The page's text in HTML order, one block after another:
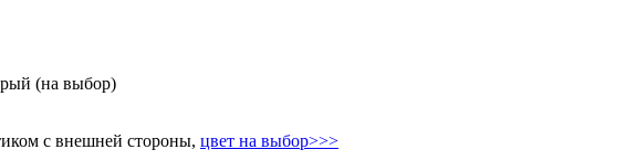
(на выбор)
с внешней стороны, цвет на выбор>>>